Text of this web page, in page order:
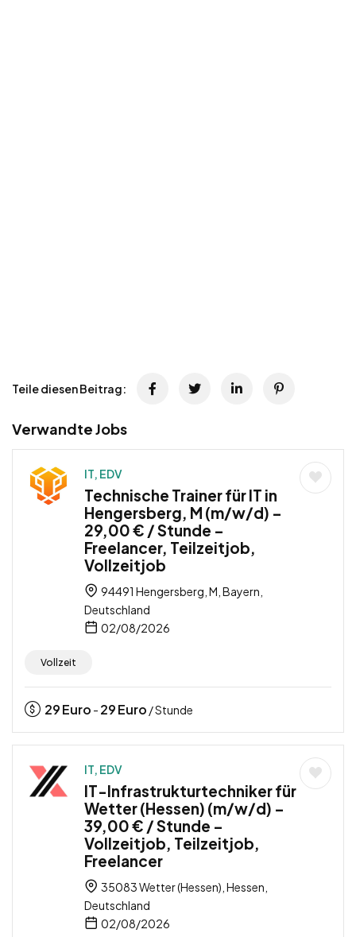
Teile diesen Beitrag:
Verwandte Jobs
IT, EDV
Technische Trainer für IT in
Hengersberg, M (m/w/d) –
29,00 € / Stunde –
Freelancer, Teilzeitjob,
Vollzeitjob
94491 Hengersberg, M, Bayern,
Deutschland
02/08/2026
Vollzeit
29Euro - 29Euro / Stunde
IT, EDV
IT-Infrastrukturtechniker für
Wetter (Hessen) (m/w/d) –
39,00 € / Stunde –
Vollzeitjob, Teilzeitjob,
Freelancer
35083 Wetter (Hessen), Hessen,
Deutschland
02/08/2026